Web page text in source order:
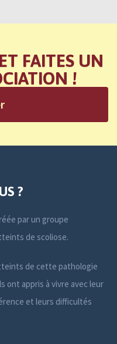
FAITES UN
!
?
par un groupe
de scoliose.
de cette pathologie
ont appris à vivre avec leur
et leurs difficultés